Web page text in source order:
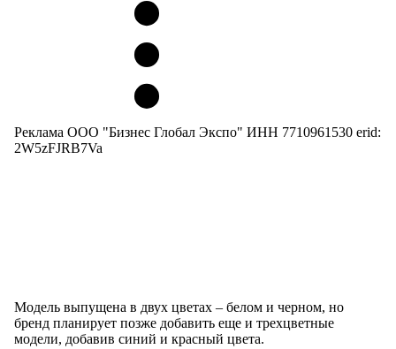
Реклама ООО "Бизнес Глобал Экспо" ИНН 7710961530 erid:
2W5zFJRB7Va
Модель выпущена в двух цветах – белом и черном, но
бренд планирует позже добавить еще и трехцветные
модели, добавив синий и красный цвета.